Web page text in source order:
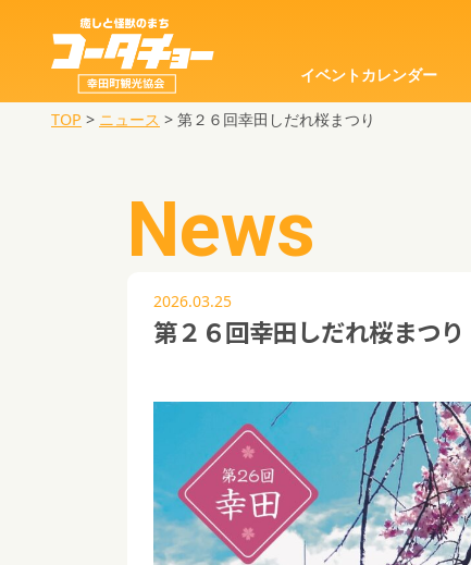
イベントカレンダー
TOP > ニュース > 第２６回幸田しだれ桜まつり
News
2026.03.25
第２６回幸田しだれ桜まつり